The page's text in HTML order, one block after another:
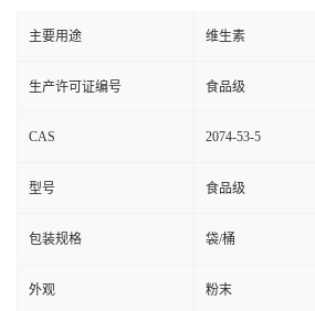
主要用途 维生素
生产许可证编号 食品级
CAS 2074-53-5
型号 食品级
包装规格 袋/桶
外观 粉末